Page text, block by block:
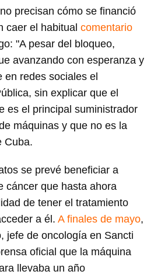
precisan cómo se financió
caer el habitual comentario
"A pesar del bloqueo,
avanzando con esperanza y
en redes sociales el
sin explicar que el
es el principal suministrador
máquinas y que no es la
Cuba.
se prevé beneficiar a
cáncer que hasta ahora
de tener el tratamiento
a él. A finales de mayo,
jefe de oncología en Sancti
oficial que la máquina
llevaba un año